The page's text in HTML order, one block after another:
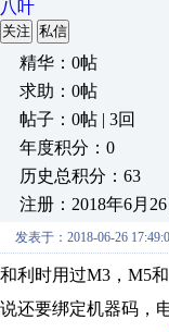
八叶
关注 私信
精华：0帖
求助：0帖
帖子：0帖 | 3回
年度积分：0
历史总积分：63
注册：2018年6月26
发表于：2018-06-26
和利时用过M3，M5
说还要绑定机器码，